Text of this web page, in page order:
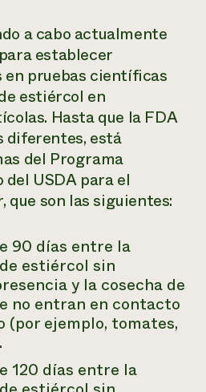
a cabo actualmente
establecer
en pruebas científicas
estiércol en
Hasta que la FDA
diferentes, está
del Programa
USDA para el
son las siguientes:
90 días entre la
estiércol sin
y la cosecha de
no entran en contacto
(por ejemplo, tomates,
120 días entre la